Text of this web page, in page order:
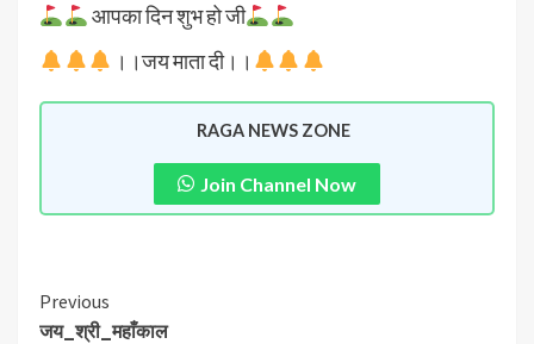
आपका दिन शुभ हो जी
।।जय माता दी।।
RAGA NEWS ZONE
Join Channel Now
Previous
जय_श्री_महाँकाल